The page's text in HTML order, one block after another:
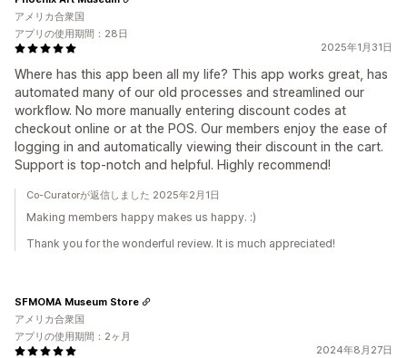
2025年1月31日
Where has this app been all my life? This app works great, has
automated many of our old processes and streamlined our
workflow. No more manually entering discount codes at
checkout online or at the POS. Our members enjoy the ease of
logging in and automatically viewing their discount in the cart.
Support is top-notch and helpful. Highly recommend!
アメリカ合衆国
アプリの使用期間：28日
Co-Curatorが返信しました 2025年2月1日
Making members happy makes us happy. :)
Thank you for the wonderful review. It is much appreciated!
2024年8月27日
SFMOMA Museum Store
アメリカ合衆国
アプリの使用期間：2ヶ月